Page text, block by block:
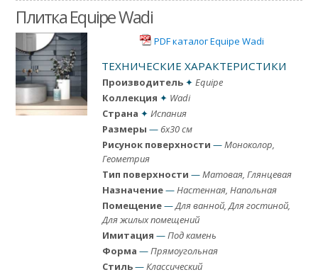
Плитка Equipe Wadi
PDF каталог Equipe Wadi
ТЕХНИЧЕСКИЕ ХАРАКТЕРИСТИКИ
Производитель ✦ Equipe
Коллекция ✦ Wadi
Страна ✦ Испания
Размеры —6x30 см
Рисунок поверхности —Моноколор,
Геометрия
Тип поверхности —Матовая, Глянцевая
Назначение—Настенная, Напольная
Помещение—Для ванной, Для гостиной,
Для жилых помещений
Имитация —Под камень
Форма —Прямоугольная
Стиль—Классический